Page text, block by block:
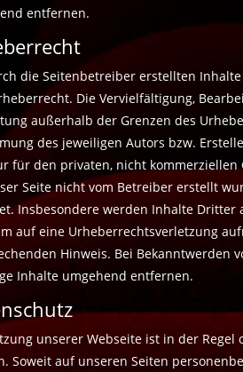
entfernen.
die Seitenbetreiber erstellten
Die Vervielfältigung,
außerhalb der Grenzen des
des jeweiligen Autors bzw.
für den privaten, nicht kommerziellen
Seite nicht vom Betreiber erstellt
Insbesondere werden Inhalte Dritter
auf eine Urheberrechtsverletzung
Hinweis. Bei Bekanntwerden
Inhalte umgehend entfernen.
unserer Webseite ist in der Regel
Soweit auf unseren Seiten